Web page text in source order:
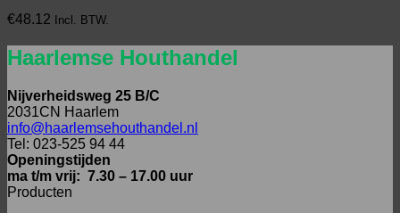
€48.12 Incl. BTW.
Haarlemse Houthandel
Nijverheidsweg 25 B/C
2031CN Haarlem
info@haarlemsehouthandel.nl
Tel: 023-525 94 44
Openingstijden
ma t/m vrij: 7.30 – 17.00 uur
Producten